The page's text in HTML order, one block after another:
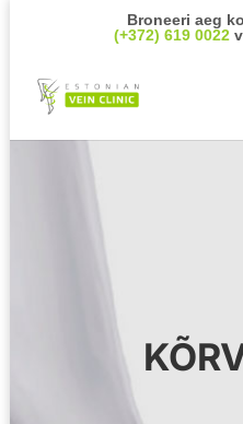
Broneeri aeg
(+372) 619 0022